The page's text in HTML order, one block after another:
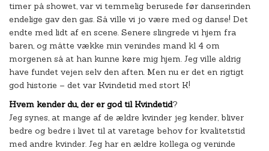
timer på showet, var vi temmelig berusede før danserinden
endelige gav den gas. Så ville vi jo være med og danse! Det
endte med lidt af en scene. Senere slingrede vi hjem fra
baren, og måtte vække min venindes mand kl 4 om
morgenen så at han kunne køre mig hjem. Jeg ville aldrig
have fundet vejen selv den aften. Men nu er det en rigtigt
god historie – det var Kvindetid med stort K!
Hvem kender du, der er god til Kvindetid?
Jeg synes, at mange af de ældre kvinder jeg kender, bliver
bedre og bedre i livet til at varetage behov for kvalitetstid
med andre kvinder. Jeg har en ældre kollega og veninde